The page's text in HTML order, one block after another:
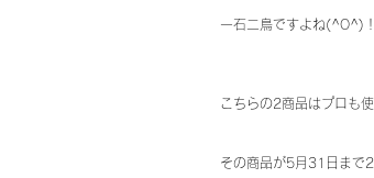
一石二鳥ですよね(^O^)！
こちらの2商品はプロも
その商品が5月31日まで